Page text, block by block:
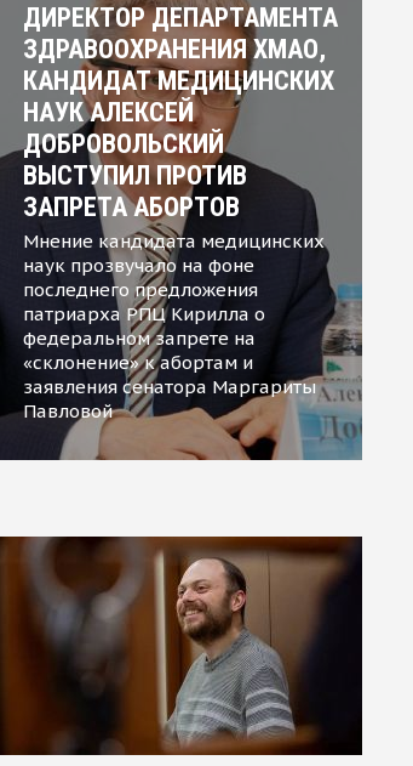
ДИРЕКТОР ДЕПАРТАМЕНТА
ЗДРАВООХРАНЕНИЯ ХМАО,
КАНДИДАТ МЕДИЦИНСКИХ
НАУК АЛЕКСЕЙ
ДОБРОВОЛЬСКИЙ
ВЫСТУПИЛ ПРОТИВ
ЗАПРЕТА АБОРТОВ
Мнение кандидата медицинских
наук прозвучало на фоне
последнего предложения
патриарха РПЦ Кирилла о
федеральном запрете на
«склонение» к абортам и
заявления сенатора Маргариты
Павловой